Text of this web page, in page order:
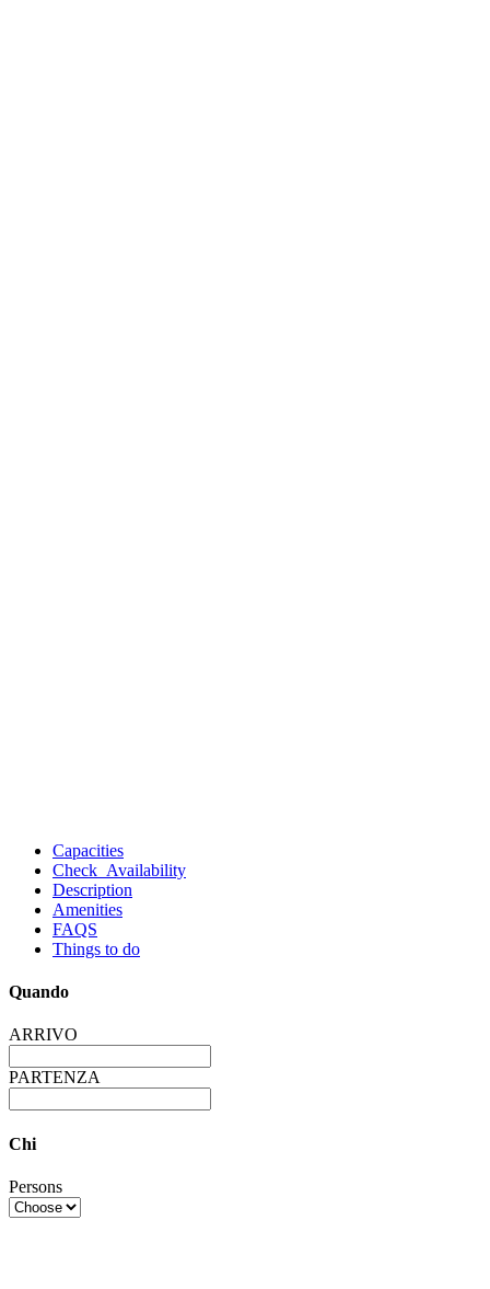
Capacities
Check Availability
Description
Amenities
FAQS
Things to do
Quando
ARRIVO
PARTENZA
Chi
Persons